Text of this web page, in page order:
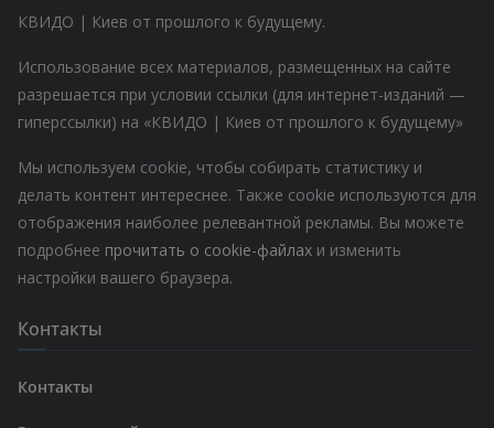
КВИДО | Киев от прошлого к будущему.
Использование всех материалов, размещенных на сайте
разрешается при условии ссылки (для интернет-изданий —
гиперссылки) на «КВИДО | Киев от прошлого к будущему»
Мы используем cookie, чтобы собирать статистику и
делать контент интереснее. Также cookie используются для
отображения наиболее релевантной рекламы. Вы можете
подробнее прочитать о cookie-файлах и изменить
настройки вашего браузера.
Контакты
Контакты